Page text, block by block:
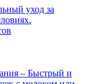
уход за
– Быстрый и